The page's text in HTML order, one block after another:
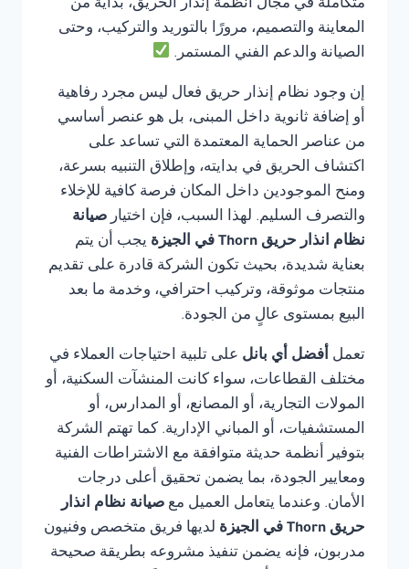
متكاملة في مجال أنظمة إنذار الحريق، بداية من
المعاينة والتصميم، مرورًا بالتوريد والتركيب، وحتى
الصيانة والدعم الفني المستمر.
إن وجود نظام إنذار حريق فعال ليس مجرد رفاهية
أو إضافة ثانوية داخل المبنى، بل هو عنصر أساسي
من عناصر الحماية المعتمدة التي تساعد على
اكتشاف الحريق في بدايته، وإطلاق التنبيه بسرعة،
ومنح الموجودين داخل المكان فرصة كافية للإخلاء
والتصرف السليم. لهذا السبب، فإن اختيار صيانة
نظام انذار حريق Thorn في الجيزة
يجب أن يتم
بعناية شديدة، بحيث تكون الشركة قادرة على تقديم
منتجات موثوقة، وتركيب احترافي، وخدمة ما بعد
البيع بمستوى عالٍ من الجودة.
تعمل أفضل أي بانل على تلبية احتياجات العملاء في
مختلف القطاعات، سواء كانت المنشآت السكنية، أو
المولات التجارية، أو المصانع، أو المدارس، أو
المستشفيات، أو المباني الإدارية. كما تهتم الشركة
بتوفير أنظمة حديثة متوافقة مع الاشتراطات الفنية
ومعايير الجودة، بما يضمن تحقيق أعلى درجات
الأمان. وعندما يتعامل العميل مع صيانة نظام انذار
حريق Thorn في الجيزة
لديها فريق متخصص وفنيون
مدربون، فإنه يضمن تنفيذ مشروعه بطريقة صحيحة